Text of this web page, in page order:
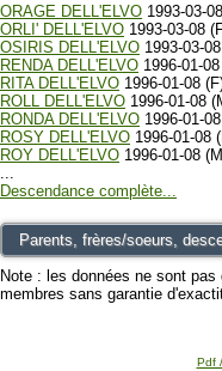
ORAGE DELL'ELVO 1993-03-
ORLI' DELL'ELVO 1993-03-08
OSIRIS DELL'ELVO 1993-03-
RENDA DELL'ELVO 1996-01-
RITA DELL'ELVO 1996-01-08
ROLL DELL'ELVO 1996-01-08
RONDA DELL'ELVO 1996-01-
ROSY DELL'ELVO 1996-01-08
ROY DELL'ELVO 1996-01-08
Descendance complète...
Parents, frères/soeurs,
Note : les données ne sont
membres sans garantie
Pdf